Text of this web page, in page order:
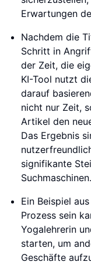
Erwartungen
Nachdem die
Schritt in
der Zeit, die
KI-Tool nutzt
darauf
nicht nur Zeit,
Artikel den
Das Ergebnis
signifikante
Suchmaschinen.
Ein Beispiel
Prozess sein
Yogalehrerin
starten, um
Geschäfte